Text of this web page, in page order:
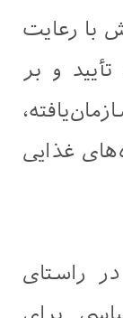
با رعایت
و بر
غذایی
راستای